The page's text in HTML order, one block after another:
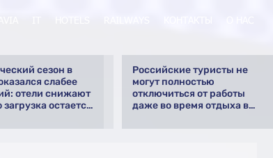
сезон в
слабее
отели снижают
остается
Российские туристы не
могут полностью
отключиться от работы
даже во время отдыха в